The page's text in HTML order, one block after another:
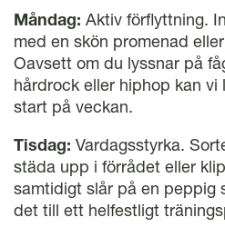
Måndag: Aktiv förflyttning.
med en skön promenad
Oavsett om du lyssnar på
hårdrock eller hiphop kan
start på veckan.
Tisdag: Vardagsstyrka.
städa upp i förrådet eller
samtidigt slår på en peppig
det till ett helfestligt